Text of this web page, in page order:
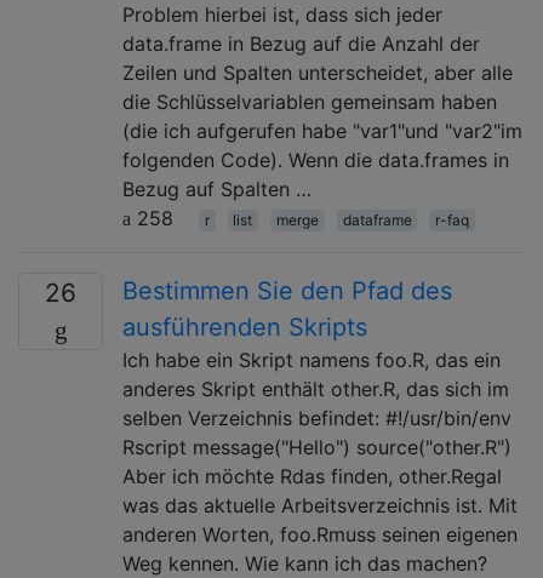
Problem hierbei ist, dass sich jeder
data.frame in Bezug auf die Anzahl der
Zeilen und Spalten unterscheidet, aber alle
die Schlüsselvariablen gemeinsam haben
(die ich aufgerufen habe "var1"und "var2"im
folgenden Code). Wenn die data.frames in
Bezug auf Spalten …
258
r list merge dataframe r-faq
26
Bestimmen Sie den Pfad des
ausführenden Skripts
Ich habe ein Skript namens foo.R, das ein
anderes Skript enthält other.R, das sich im
selben Verzeichnis befindet: #!/usr/bin/env
Rscript message("Hello") source("other.R")
Aber ich möchte Rdas finden, other.Regal
was das aktuelle Arbeitsverzeichnis ist. Mit
anderen Worten, foo.Rmuss seinen eigenen
Weg kennen. Wie kann ich das machen?